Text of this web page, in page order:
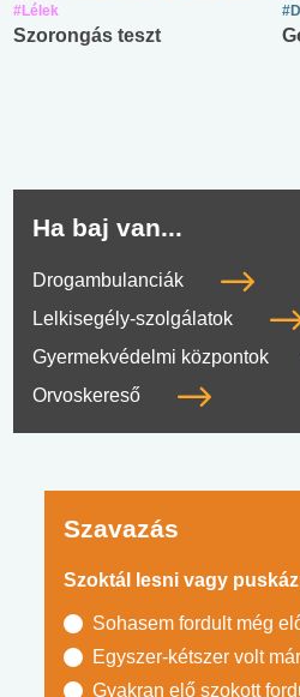
#Lélek
Szorongás teszt
Ha baj van...
Drogambulanciák
Lelkisegély-szolgálatok
Gyermekvédelmi központok
Orvoskereső
Szavazás
Szoktál lesni vagy
Sohasem fordult még
Egyszer-kétszer volt
Gyakran elő szokott